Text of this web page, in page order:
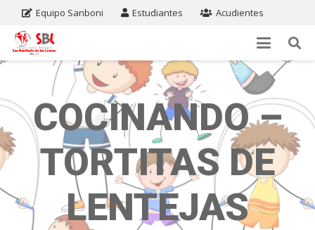
Equipo Sanboni Estudiantes Acudientes
COCINANDO –
TORTITAS DE
LENTEJAS